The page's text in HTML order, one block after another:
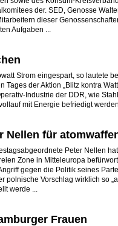
der. SED, Genosse
dieser
Aufgaben ...
Strom eingespart, so lautete
Tages der Aktion „Blitz kontra
Industrie der DDR, wie
mit Energie befriedigt
Nellen für
Peter Nellen
Zone in Mitteleuropa
gegen die Politik seines
polnische Vorschlag wirklich so
werde ...
Frauen